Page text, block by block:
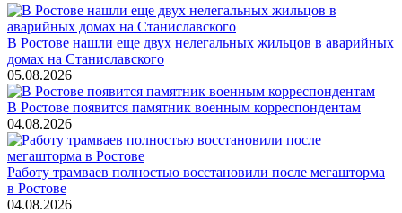
В Ростове нашли еще двух нелегальных жильцов в аварийных
домах на Станиславского
05.08.2026
В Ростове появится памятник военным корреспондентам
04.08.2026
Работу трамваев полностью восстановили после мегашторма
в Ростове
04.08.2026